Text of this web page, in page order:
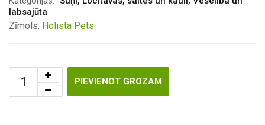
labsajūta
Zīmols: Holista Pets
PIEVIENOT GROZAM